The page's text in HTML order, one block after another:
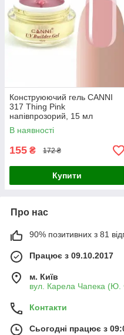
Конструюючий гель CANNI
317 Thing Pink
напівпрозорий, 15 мл
В наявності
155 ₴ 172 ₴
Купити
Про нас
90% позитивних з 81
Працює з 09.10.2017
м. Київ
вул. Карела Чапека (Ю.
Контакти
Сьогодні працює з